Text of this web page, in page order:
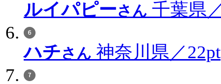
ルイパピーさん 千葉県
ハチさん 神奈川県／22pt